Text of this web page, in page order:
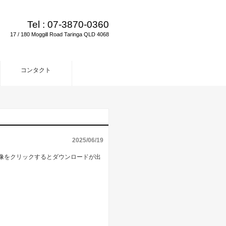
Tel : 07-3870-0360
17 / 180 Moggill Road Taringa QLD 4068
コンタクト
2025/06/19
クリックするとダウンロードが出